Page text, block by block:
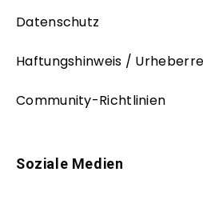
Datenschutz
Haftungshinweis /
Community-Richtlinien
Soziale Medien